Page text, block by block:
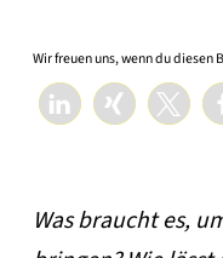
Wir freuen uns, wenn du diesen
Was braucht es,